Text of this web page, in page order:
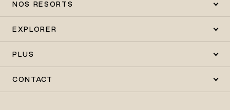
NOS RESORTS
EXPLORER
PLUS
CONTACT